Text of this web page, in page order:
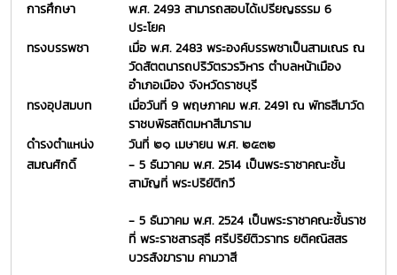
การศึกษา
พ.ศ. 2493 สามารถสอบได้เปรียญธรรม 6
ประโยค
ทรงบรรพชา
เมื่อ พ.ศ. 2483 พระองค์บรรพชาเป็นสามเณร ณ
วัดสัตตนารถปริวัตรวรวิหาร ตำบลหน้าเมือง
อำเภอเมือง จังหวัดราชบุรี
ทรงอุปสมบท
เมื่อวันที่ 9 พฤษภาคม พ.ศ. 2491 ณ พัทธสีมาวัด
ราชบพิธสถิตมหาสีมาราม
ดำรงตำแหน่ง
วันที่ ๒๑ เมษายน พ.ศ. ๒๕๓๒
สมณศักดิ์
- 5 ธันวาคม พ.ศ. 2514 เป็นพระราชาคณะชั้น
สามัญที่ พระปริยัติกวี
- 5 ธันวาคม พ.ศ. 2524 เป็นพระราชาคณะชั้นราช
ที่ พระราชสารสุธี ศรีปริยัติวราทร ยติคณิสสร
บวรสังฆาราม คามวาสี